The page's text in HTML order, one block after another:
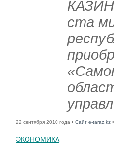
ста
22 сентября 2010 года • Сайт e-taraz.kz
ЭКОНОМИКА